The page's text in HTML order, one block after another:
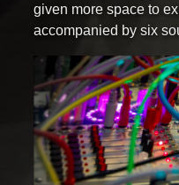
given more space to
accompanied by six